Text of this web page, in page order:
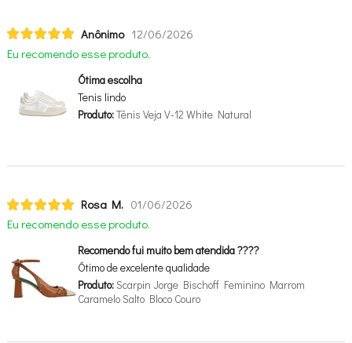
Anônimo 12/06/2026
Eu recomendo esse produto.
Ótima escolha
Tenis lindo
Produto:Tênis Veja V-12 White Natural
Rosa M. 01/06/2026
Eu recomendo esse produto.
Recomendo fui muito bem atendida ????
Ótimo de excelente qualidade
Produto:Scarpin Jorge Bischoff Feminino Marrom
Caramelo Salto Bloco Couro